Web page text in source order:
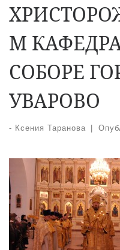
М
СОБОРЕ
УВАРОВО
- Ксения Таранова